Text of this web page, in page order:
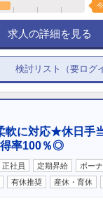
求人の詳細を見る
検討リスト（要ログ
軟に対応★休日手
得率100％◎
正社員 定期昇給
ボー
有休推奨 産休・育休